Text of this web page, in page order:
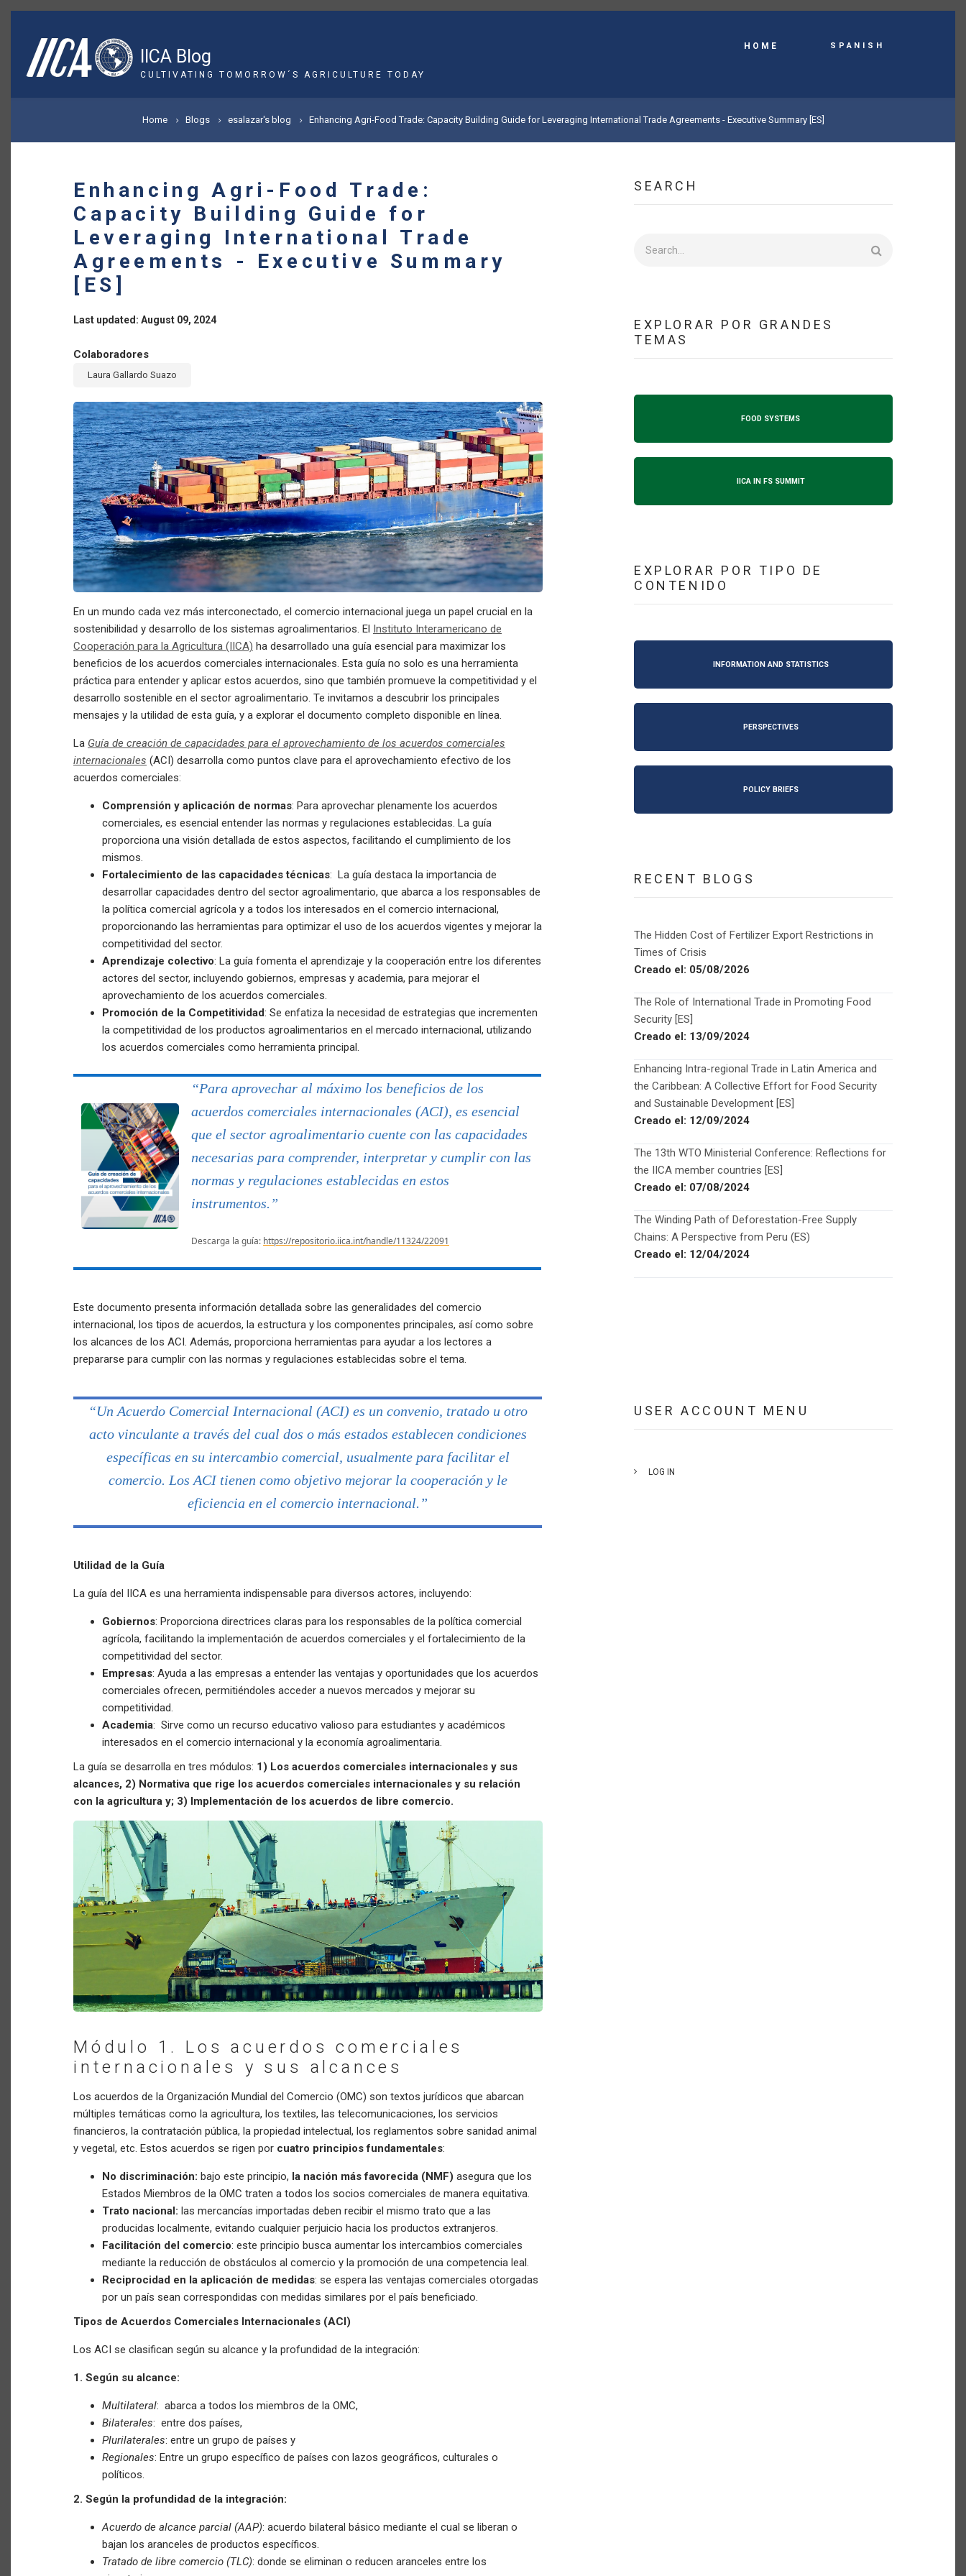
Skip
content
IICA Blog
CULTIVATING TOMORROW´S AGRICULTURE TODAY
HOME Spanish
BREADCRUMB
Home Blogs esalazar's blog Enhancing Agri-Food Trade: Capacity Building Guide for Leveraging International Trade Agreements - Executive Summary [ES]
Enhancing Agri-Food Trade:
Capacity Building Guide for
Leveraging International Trade
Agreements - Executive Summary
[ES]
Last updated: August 09, 2024
Colaboradores
Laura Gallardo Suazo
En un mundo cada vez más interconectado, el comercio internacional juega un papel crucial en la
sostenibilidad y desarrollo de los sistemas agroalimentarios. El Instituto Interamericano de
Cooperación para la Agricultura (IICA) ha desarrollado una guía esencial para maximizar los
beneficios de los acuerdos comerciales internacionales. Esta guía no solo es una herramienta
práctica para entender y aplicar estos acuerdos, sino que también promueve la competitividad y el
desarrollo sostenible en el sector agroalimentario. Te invitamos a descubrir los principales
mensajes y la utilidad de esta guía, y a explorar el documento completo disponible en línea.
La Guía de creación de capacidades para el aprovechamiento de los acuerdos comerciales
internacionales (ACI) desarrolla como puntos clave para el aprovechamiento efectivo de los
acuerdos comerciales:
Comprensión y aplicación de normas: Para aprovechar plenamente los acuerdos
comerciales, es esencial entender las normas y regulaciones establecidas. La guía
proporciona una visión detallada de estos aspectos, facilitando el cumplimiento de los
mismos.
Fortalecimiento de las capacidades técnicas: La guía destaca la importancia de
desarrollar capacidades dentro del sector agroalimentario, que abarca a los responsables de
la política comercial agrícola y a todos los interesados en el comercio internacional,
proporcionando las herramientas para optimizar el uso de los acuerdos vigentes y mejorar la
competitividad del sector.
Aprendizaje colectivo: La guía fomenta el aprendizaje y la cooperación entre los diferentes
actores del sector, incluyendo gobiernos, empresas y academia, para mejorar el
aprovechamiento de los acuerdos comerciales.
Promoción de la Competitividad: Se enfatiza la necesidad de estrategias que incrementen
la competitividad de los productos agroalimentarios en el mercado internacional, utilizando
los acuerdos comerciales como herramienta principal.
“Para aprovechar al máximo los beneficios de los
acuerdos comerciales internacionales (ACI), es esencial
que el sector agroalimentario cuente con las capacidades
necesarias para comprender, interpretar y cumplir con las
normas y regulaciones establecidas en estos
instrumentos.”
Descarga la guía: https://repositorio.iica.int/handle/11324/22091
Este documento presenta información detallada sobre las generalidades del comercio
internacional, los tipos de acuerdos, la estructura y los componentes principales, así como sobre
los alcances de los ACI. Además, proporciona herramientas para ayudar a los lectores a
prepararse para cumplir con las normas y regulaciones establecidas sobre el tema.
“Un Acuerdo Comercial Internacional (ACI) es un convenio, tratado u otro
acto vinculante a través del cual dos o más estados establecen condiciones
específicas en su intercambio comercial, usualmente para facilitar el
comercio. Los ACI tienen como objetivo mejorar la cooperación y le
eficiencia en el comercio internacional.”
Utilidad de la Guía
La guía del IICA es una herramienta indispensable para diversos actores, incluyendo:
Gobiernos: Proporciona directrices claras para los responsables de la política comercial
agrícola, facilitando la implementación de acuerdos comerciales y el fortalecimiento de la
competitividad del sector.
Empresas: Ayuda a las empresas a entender las ventajas y oportunidades que los acuerdos
comerciales ofrecen, permitiéndoles acceder a nuevos mercados y mejorar su
competitividad.
Academia: Sirve como un recurso educativo valioso para estudiantes y académicos
interesados en el comercio internacional y la economía agroalimentaria.
La guía se desarrolla en tres módulos: 1) Los acuerdos comerciales internacionales y sus
alcances, 2) Normativa que rige los acuerdos comerciales internacionales y su relación
con la agricultura y; 3) Implementación de los acuerdos de libre comercio.
Módulo 1. Los acuerdos comerciales
internacionales y sus alcances
Los acuerdos de la Organización Mundial del Comercio (OMC) son textos jurídicos que abarcan
múltiples temáticas como la agricultura, los textiles, las telecomunicaciones, los servicios
financieros, la contratación pública, la propiedad intelectual, los reglamentos sobre sanidad animal
y vegetal, etc. Estos acuerdos se rigen por cuatro principios fundamentales:
No discriminación: bajo este principio, la nación más favorecida (NMF) asegura que los
Estados Miembros de la OMC traten a todos los socios comerciales de manera equitativa.
Trato nacional: las mercancías importadas deben recibir el mismo trato que a las
producidas localmente, evitando cualquier perjuicio hacia los productos extranjeros.
Facilitación del comercio: este principio busca aumentar los intercambios comerciales
mediante la reducción de obstáculos al comercio y la promoción de una competencia leal.
Reciprocidad en la aplicación de medidas: se espera las ventajas comerciales otorgadas
por un país sean correspondidas con medidas similares por el país beneficiado.
Tipos de Acuerdos Comerciales Internacionales (ACI)
Los ACI se clasifican según su alcance y la profundidad de la integración:
1. Según su alcance:
Multilateral: abarca a todos los miembros de la OMC,
Bilaterales: entre dos países,
Plurilaterales: entre un grupo de países y
Regionales: Entre un grupo específico de países con lazos geográficos, culturales o
políticos.
2. Según la profundidad de la integración:
Acuerdo de alcance parcial (AAP): acuerdo bilateral básico mediante el cual se liberan o
bajan los aranceles de productos específicos.
Tratado de libre comercio (TLC): donde se eliminan o reducen aranceles entre los
SEARCH
EXPLORAR POR GRANDES
TEMAS
FOOD SYSTEMS
IICA IN FS SUMMIT
EXPLORAR POR TIPO DE
CONTENIDO
INFORMATION AND STATISTICS
PERSPECTIVES
POLICY BRIEFS
RECENT BLOGS
The Hidden Cost of Fertilizer Export Restrictions in
Times of Crisis
Creado el: 05/08/2026
The Role of International Trade in Promoting Food
Security [ES]
Creado el: 13/09/2024
Enhancing Intra-regional Trade in Latin America and
the Caribbean: A Collective Effort for Food Security
and Sustainable Development [ES]
Creado el: 12/09/2024
The 13th WTO Ministerial Conference: Reflections for
the IICA member countries [ES]
Creado el: 07/08/2024
The Winding Path of Deforestation-Free Supply
Chains: A Perspective from Peru (ES)
Creado el: 12/04/2024
USER ACCOUNT MENU
LOG IN